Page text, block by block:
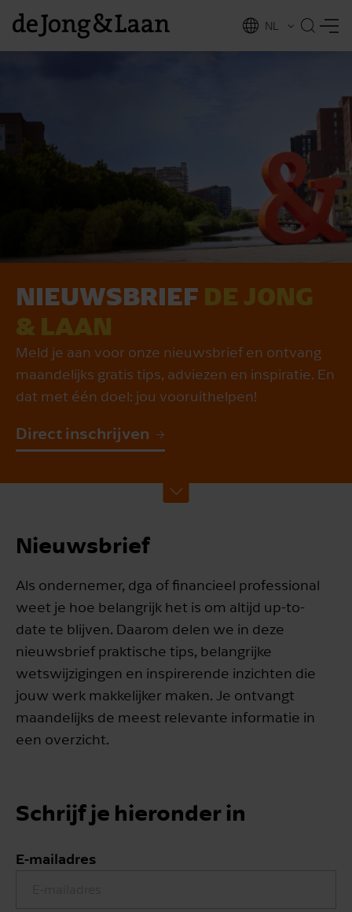
NL
EN
NIEUWSBRIEF DE JONG
& LAAN
Meld je aan voor onze nieuwsbrief en ontvang
maandelijks gratis tips, adviezen en inspiratie. En
dat met één doel: jou vooruithelpen!
Direct inschrijven
Nieuwsbrief
Als ondernemer, dga of financieel professional
weet je hoe belangrijk het is om altijd up-to-
date te blijven. Daarom delen we in deze
nieuwsbrief praktische tips, belangrijke
wetswijzigingen en inspirerende inzichten die
jouw werk makkelijker maken. Je ontvangt
maandelijks de meest relevante informatie in
een overzicht.
Schrijf je hieronder in
E-mailadres